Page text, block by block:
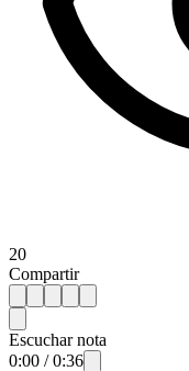
20
Compartir
Escuchar nota
0:00 /0:36